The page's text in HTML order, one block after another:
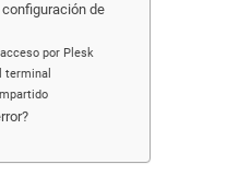
de
por Plesk
terminal